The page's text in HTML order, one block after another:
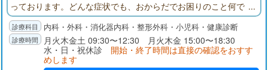
っております。どんな症状でも、おからだでお困りのこと何で
もお気軽にご相談をいただけますと幸いでございます。
内科・外科・消化器内科・整形外科・小児科・健康診断
月火木金土 09:30〜12:30 月火木金 15:00〜18:30
水・日・祝休診 開始・終了時間は直接の確認をおすす
めします